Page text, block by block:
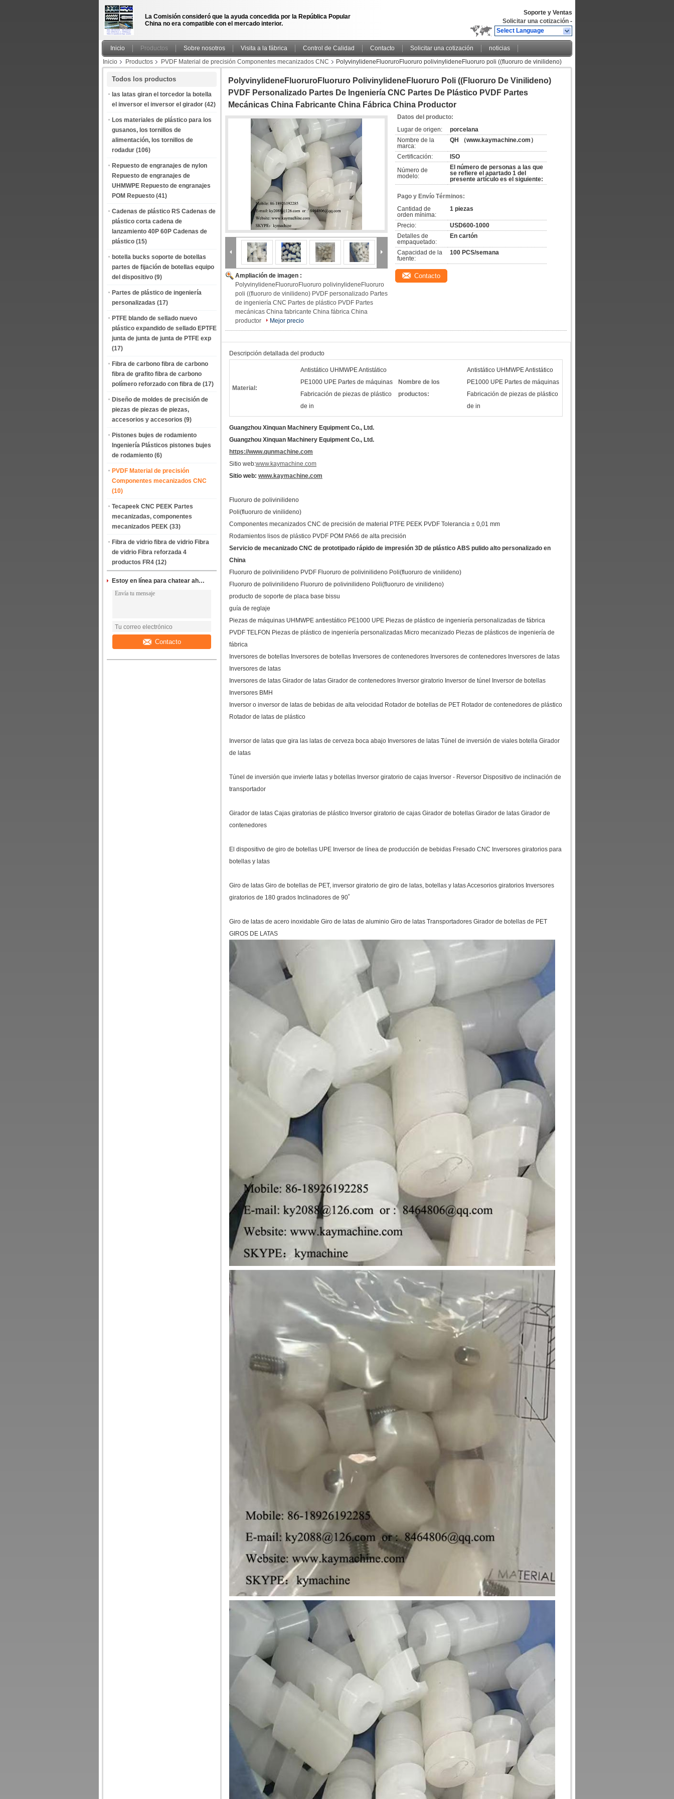
La Comisión consideró que la ayuda concedida por la República Popular
China no era compatible con el mercado interior.
Soporte y Ventas
Solicitar una cotización -
Select Language
Inicio Productos Sobre nosotros Visita a la fábrica Control de Calidad Contacto Solicitar una cotización
noticias
Inicio
Productos PVDF Material de precisión Componentes mecanizados CNC
PolyvinylideneFluoruroFluoruro polivinylideneFluoruro poli ((fluoruro de vinilideno)
Todos los productos
las latas giran el torcedor la botella
el inversor el inversor el girador (42)
Los materiales de plástico para los
gusanos, los tornillos de
alimentación, los tornillos de
rodadur (106)
Repuesto de engranajes de nylon
Repuesto de engranajes de
UHMWPE Repuesto de engranajes
POM Repuesto (41)
Cadenas de plástico RS Cadenas de
plástico corta cadena de
lanzamiento 40P 60P Cadenas de
plástico (15)
botella bucks soporte de botellas
partes de fijación de botellas equipo
del dispositivo (9)
Partes de plástico de ingeniería
personalizadas (17)
PTFE blando de sellado nuevo
plástico expandido de sellado EPTFE
junta de junta de junta de PTFE exp
(17)
Fibra de carbono fibra de carbono
fibra de grafito fibra de carbono
polímero reforzado con fibra de (17)
Diseño de moldes de precisión de
piezas de piezas de piezas,
accesorios y accesorios (9)
Pistones bujes de rodamiento
Ingeniería Plásticos pistones bujes
de rodamiento (6)
PVDF Material de precisión
Componentes mecanizados CNC
(10)
Tecapeek CNC PEEK Partes
mecanizadas, componentes
mecanizados PEEK (33)
Fibra de vidrio fibra de vidrio Fibra
de vidrio Fibra reforzada 4
productos FR4 (12)
Estoy en línea para chatear ahora
Contacto
PolyvinylideneFluoruroFluoruro PolivinylideneFluoruro Poli ((fluoruro De Vinilideno)
PVDF Personalizado Partes De Ingeniería CNC Partes De Plástico PVDF Partes
Mecánicas China Fabricante China Fábrica China Productor
Ampliación de imagen :
PolyvinylideneFluoruroFluoruro polivinylideneFluoruro
poli ((fluoruro de vinilideno) PVDF personalizado Partes
de ingeniería CNC Partes de plástico PVDF Partes
mecánicas China fabricante China fábrica China
productor
Mejor precio
Datos del producto:
Lugar de origen:
porcelana
Nombre de la
marca:
QH （www.kaymachine.com）
Certificación:
ISO
Número de
modelo:
El número de personas a las que
se refiere el apartado 1 del
presente artículo es el siguiente:
Pago y Envío Términos:
Cantidad de
orden mínima:
1 piezas
Precio:
USD600-1000
Detalles de
empaquetado:
En cartón
Capacidad de la
fuente:
100 PCS/semana
Contacto
Descripción detallada del producto
Material:
Antistático UHMWPE Antistático
PE1000 UPE Partes de máquinas
Fabricación de piezas de plástico
de in
Nombre de los
productos:
Antistático UHMWPE Antistático
PE1000 UPE Partes de máquinas
Fabricación de piezas de plástico
de in
Guangzhou Xinquan Machinery Equipment Co., Ltd.
Guangzhou Xinquan Machinery Equipment Co., Ltd.
https://www.qunmachine.com
Sitio web:www.kaymachine.com
Sitio web: www.kaymachine.com
Fluoruro de polivinilideno
Poli(fluoruro de vinilideno)
Componentes mecanizados CNC de precisión de material PTFE PEEK PVDF Tolerancia ± 0,01 mm
Rodamientos lisos de plástico PVDF POM PA66 de alta precisión
Servicio de mecanizado CNC de prototipado rápido de impresión 3D de plástico ABS pulido alto personalizado en
China
Fluoruro de polivinilideno PVDF Fluoruro de polivinilideno Poli(fluoruro de vinilideno)
Fluoruro de polivinilideno Fluoruro de polivinilideno Poli(fluoruro de vinilideno)
producto de soporte de placa base bissu
guía de reglaje
Piezas de máquinas UHMWPE antiestático PE1000 UPE Piezas de plástico de ingeniería personalizadas de fábrica
PVDF TELFON Piezas de plástico de ingeniería personalizadas Micro mecanizado Piezas de plásticos de ingeniería de
fábrica
Inversores de botellas Inversores de botellas Inversores de contenedores Inversores de contenedores Inversores de latas
Inversores de latas
Inversores de latas Girador de latas Girador de contenedores Inversor giratorio Inversor de túnel Inversor de botellas
Inversores BMH
Inversor o inversor de latas de bebidas de alta velocidad Rotador de botellas de PET Rotador de contenedores de plástico
Rotador de latas de plástico
Inversor de latas que gira las latas de cerveza boca abajo Inversores de latas Túnel de inversión de viales botella Girador
de latas
Túnel de inversión que invierte latas y botellas Inversor giratorio de cajas Inversor - Reversor Dispositivo de inclinación de
transportador
Girador de latas Cajas giratorias de plástico Inversor giratorio de cajas Girador de botellas Girador de latas Girador de
contenedores
El dispositivo de giro de botellas UPE Inversor de línea de producción de bebidas Fresado CNC Inversores giratorios para
botellas y latas
Giro de latas Giro de botellas de PET, inversor giratorio de giro de latas, botellas y latas Accesorios giratorios Inversores
giratorios de 180 grados Inclinadores de 90˚
Giro de latas de acero inoxidable Giro de latas de aluminio Giro de latas Transportadores Girador de botellas de PET
GIROS DE LATAS